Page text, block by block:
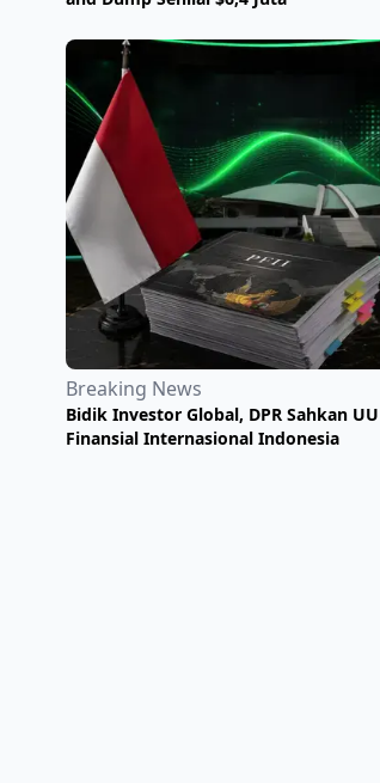
Breaking News
Bidik Investor Global, DPR Sahkan
Finansial Internasional Indonesia